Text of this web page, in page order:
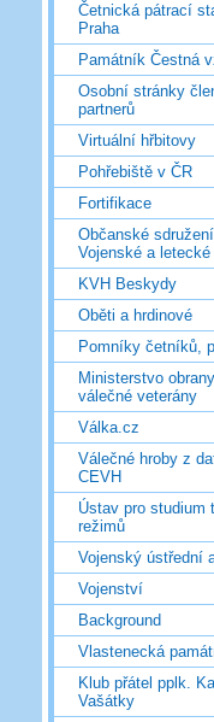
Četnická pátrací
Praha
Památník Čestná
Osobní stránky
partnerů
Virtuální hřbitovy
Pohřebiště v ČR
Fortifikace
Občanské
Vojenské a
KVH Beskydy
Oběti a hrdinové
Pomníky četníků,
Ministerstvo
válečné veterány
Válka.cz
Válečné hroby z
CEVH
Ústav pro studium
režimů
Vojenský ústřední
Vojenství
Background
Vlastenecká
Klub přátel pplk.
Vašátky